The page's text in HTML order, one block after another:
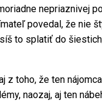
nepriaznivej
povedal, že nie
to splatiť do
z toho, že ten
naozaj, aj ten